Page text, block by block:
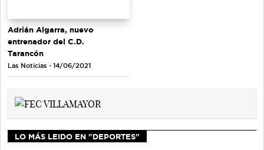
Adrián Algarra, nuevo
entrenador del C.D.
Tarancón
Las Noticias - 14/06/2021
LO MÁS LEIDO EN "DEPORTES"